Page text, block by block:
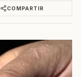
COMPARTIR